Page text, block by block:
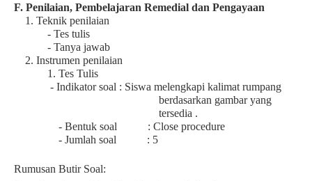
F. Penilaian, Pembelajaran Remedial dan Pengayaan
1. Teknik penilaian
- Tes tulis
- Tanya jawab
2. Instrumen penilaian
1. Tes Tulis
- Indikator soal : Siswa melengkapi kalimat rumpang
berdasarkan gambar yang
tersedia .
- Bentuk soal : Close procedure
- Jumlah soal : 5
Rumusan Butir Soal: